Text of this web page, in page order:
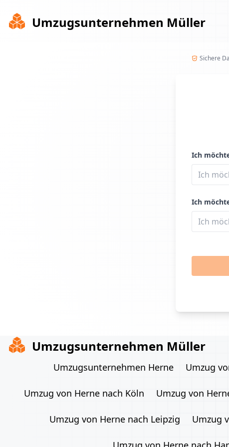
Umzugsunternehmen Müller
Sichere
Ich
Ich
Umzugsunternehmen Müller
Umzugsunternehmen Herne Umzug
Umzug von Herne nach Köln Umzug von
Umzug von Herne nach Leipzig Umzug